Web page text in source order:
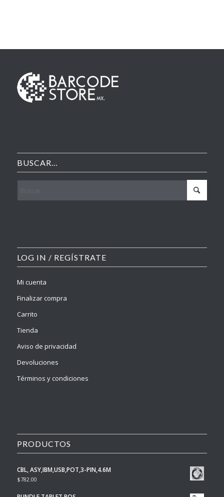
BUSCAR…
LOG IN / REGÍSTRATE
Mi cuenta
Finalizar compra
Carrito
Tienda
Aviso de privacidad
Devoluciones
Términos y condiciones
PRODUCTOS
CBL, ASY,IBM,USB,POT,3-PIN,4.6M
$782.00